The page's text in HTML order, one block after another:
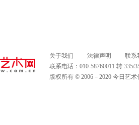
关于我们 法律声明
联系
联系电话：010-58760011 转
版权所有 © 2006－2020 今日艺